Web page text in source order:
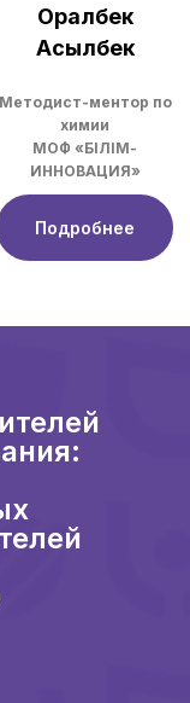
Методист-ментор по
химии
МОФ «БІЛІМ-
ИННОВАЦИЯ»
Оралбек
Асылбек
Подробнее